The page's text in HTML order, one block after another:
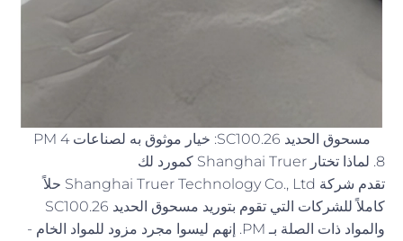
مسحوق الحديد SC100.26: خيار موثوق به لصناعات PM 4
8. لماذا تختار Shanghai Truer كمورد لك
تقدم شركة Shanghai Truer Technology Co., Ltd حلاً
كاملاً للشركات التي تقوم بتوريد مسحوق الحديد SC100.26
والمواد ذات الصلة بـ PM. إنهم ليسوا مجرد مزود للمواد الخام -